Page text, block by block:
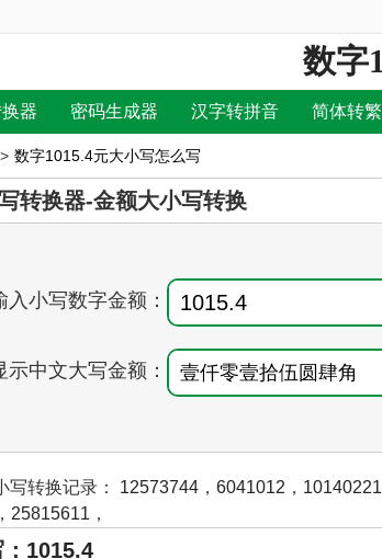
数字
器 密码生成器 汉字转拼音 简体转
> 数字1015.4元大小写怎么写
转换器-金额大小写转换
入小写数字金额：
示中文大写金额：
写转换记录： 12573744 ， 6041012 ，
， 25815611 ，
1015.4